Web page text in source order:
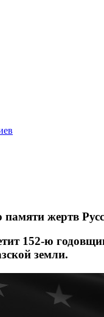
жертв
152-ю
земли.